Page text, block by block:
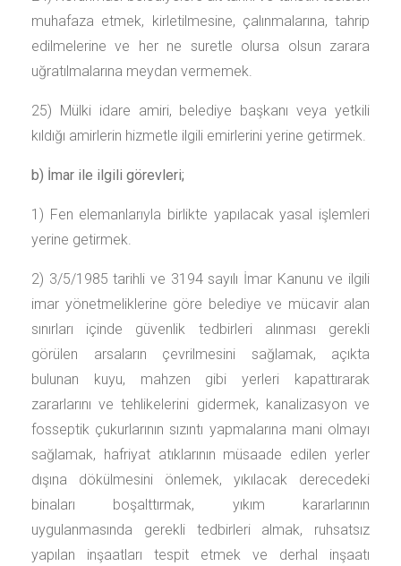
muhafaza etmek, kirletilmesine, çalınmalarına, tahrip
edilmelerine ve her ne suretle olursa olsun zarara
uğratılmalarına meydan vermemek.
25) Mülki idare amiri, belediye başkanı veya yetkili
kıldığı amirlerin hizmetle ilgili emirlerini yerine getirmek.
b) İmar ile ilgili görevleri;
1) Fen elemanlarıyla birlikte yapılacak yasal işlemleri
yerine getirmek.
2) 3/5/1985 tarihli ve 3194 sayılı İmar Kanunu ve ilgili
imar yönetmeliklerine göre belediye ve mücavir alan
sınırları içinde güvenlik tedbirleri alınması gerekli
görülen arsaların çevrilmesini sağlamak, açıkta
bulunan kuyu, mahzen gibi yerleri kapattırarak
zararlarını ve tehlikelerini gidermek, kanalizasyon ve
fosseptik çukurlarının sızıntı yapmalarına mani olmayı
sağlamak, hafriyat atıklarının müsaade edilen yerler
dışına dökülmesini önlemek, yıkılacak derecedeki
binaları boşalttırmak, yıkım kararlarının
uygulanmasında gerekli tedbirleri almak, ruhsatsız
yapılan inşaatları tespit etmek ve derhal inşaatı